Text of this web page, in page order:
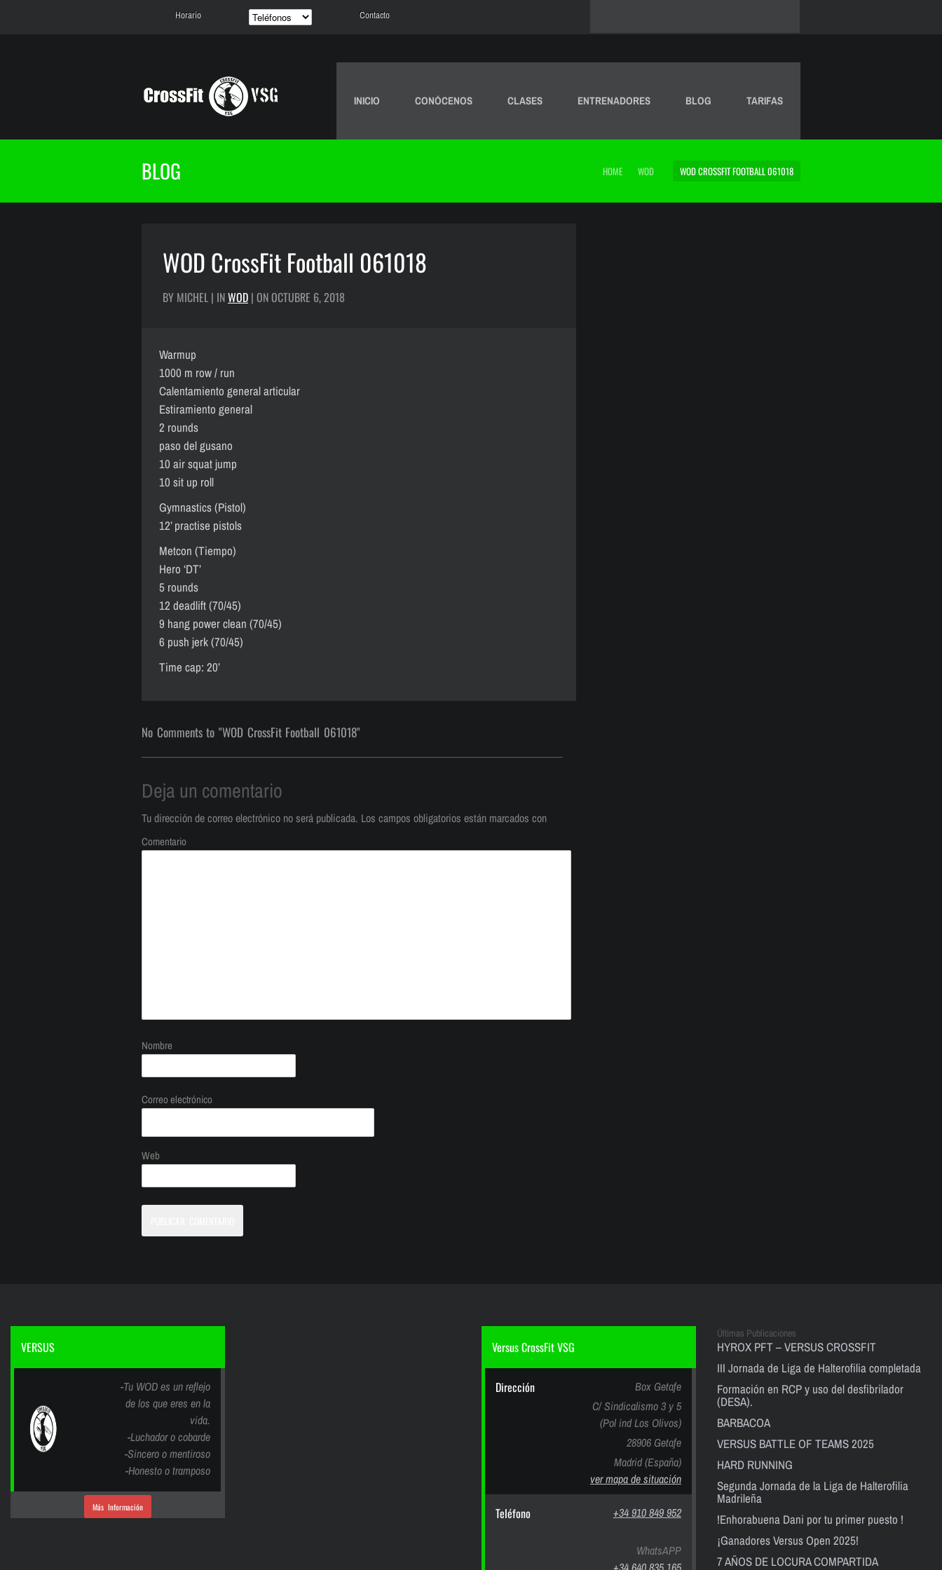
Horario Contacto
INICIO CONÓCENOS CLASES ENTRENADORES BLOG TARIFAS
BLOG HOME WOD WOD CROSSFIT FOOTBALL 061018
WOD CrossFit Football 061018
BY MICHEL | INWOD | ON OCTUBRE 6, 2018
Warmup
1000 m row / run
Calentamiento general articular
Estiramiento general
2 rounds
paso del gusano
10 air squat jump
10 sit up roll
Gymnastics (Pistol)
12’ practise pistols
Metcon (Tiempo)
Hero ‘DT’
5 rounds
12 deadlift (70/45)
9 hang power clean (70/45)
6 push jerk (70/45)
Time cap: 20’
No Comments to "WOD CrossFit Football 061018"
Deja un comentario
Tu dirección de correo electrónico no será publicada. Los campos obligatorios están marcados con
Comentario
Nombre
Correo electrónico
Web
VERSUS
-Tu WOD es un reflejo
de los que eres en la
vida.
-Luchador o cobarde
-Sincero o mentiroso
-Honesto o tramposo
Más Información
Versus CrossFit VSG
Dirección
Box Getafe
C/ Sindicalismo 3 y 5
(Pol ind Los Olivos)
28906 Getafe
Madrid (España)
ver mapa de situación
Teléfono +34 910 849 952
WhatsAPP
Últimas Publicaciones
HYROX PFT – VERSUS CROSSFIT
III Jornada de Liga de Halterofilia completada
Formación en RCP y uso del desfibrilador
(DESA).
BARBACOA
VERSUS BATTLE OF TEAMS 2025
HARD RUNNING
Segunda Jornada de la Liga de Halterofilia
Madrileña
!Enhorabuena Dani por tu primer puesto !
¡Ganadores Versus Open 2025!
7 AÑOS DE LOCURA COMPARTIDA